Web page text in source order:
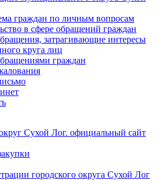
граждан по личным вопросам
в сфере обращений граждан
затрагивающие интересы
круга лиц
граждан
Сухой Лог. официальный сайт
городского округа Сухой Лог